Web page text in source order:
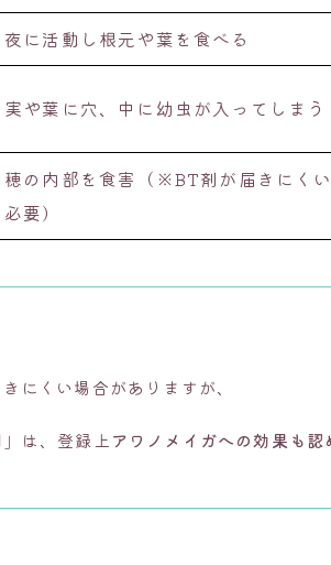
夜に活動し根元や葉を食べる
実や葉に穴、中に幼虫が入ってしまう
穂の内部を食害（※BT剤が届きにく
必要）
にくい場合がありますが、
」は、登録上 アワノメイガへの効果も認